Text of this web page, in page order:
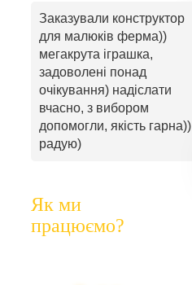
Заказували конструктор
для малюків ферма))
мегакрута іграшка,
задоволені понад
очікування) надіслати
вчасно, з вибором
допомогли, якість гарна))
радую)
Як ми
працюємо?